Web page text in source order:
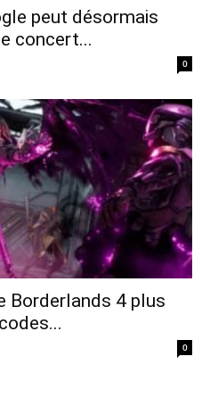
peut désormais
concert...
0
Borderlands 4 plus
0